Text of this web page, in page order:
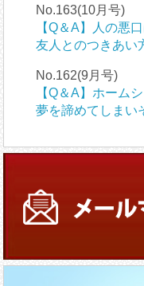
No.163(10月号)
【Q＆A】人の悪
友人とのつきあい
No.162(9月号)
【Q＆A】ホームシ
夢を諦めてしまい